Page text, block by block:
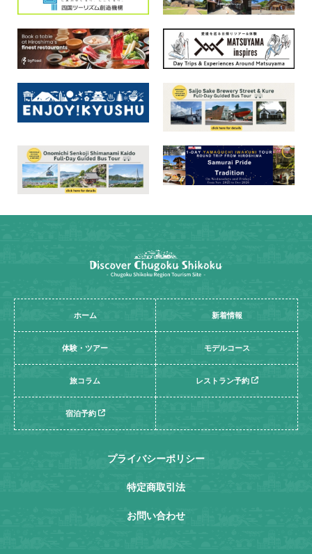
ホーム 新着情報
体験・ツアー モデルコース
旅コラム レストラン予約
宿泊予約
プライバシーポリシー
特定商取引法
お問い合わせ